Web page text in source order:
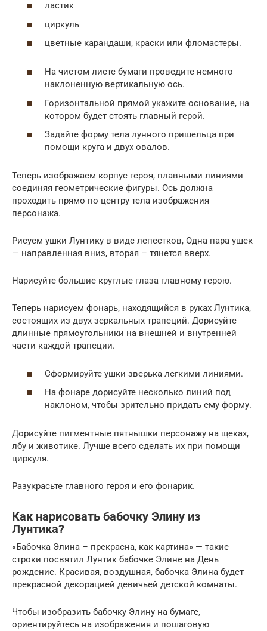
ластик
циркуль
цветные карандаши, краски или фломастеры.
На чистом листе бумаги проведите немного
наклоненную вертикальную ось.
Горизонтальной прямой укажите основание, на
котором будет стоять главный герой.
Задайте форму тела лунного пришельца при
помощи круга и двух овалов.
Теперь изображаем корпус героя, плавными линиями
соединяя геометрические фигуры. Ось должна
проходить прямо по центру тела изображения
персонажа.
Рисуем ушки Лунтику в виде лепестков, Одна пара ушек
— направленная вниз, вторая – тянется вверх.
Нарисуйте большие круглые глаза главному герою.
Теперь нарисуем фонарь, находящийся в руках Лунтика,
состоящих из двух зеркальных трапеций. Дорисуйте
длинные прямоугольники на внешней и внутренней
части каждой трапеции.
Сформируйте ушки зверька легкими линиями.
На фонаре дорисуйте несколько линий под
наклоном, чтобы зрительно придать ему форму.
Дорисуйте пигментные пятнышки персонажу на щеках,
лбу и животике. Лучше всего сделать их при помощи
циркуля.
Разукрасьте главного героя и его фонарик.
Как нарисовать бабочку Элину из
Лунтика?
«Бабочка Элина – прекрасна, как картина» — такие
строки посвятил Лунтик бабочке Элине на День
рождение. Красивая, воздушная, бабочка Элина будет
прекрасной декорацией девичьей детской комнаты.
Чтобы изобразить бабочку Элину на бумаге,
ориентируйтесь на изображения и пошаговую